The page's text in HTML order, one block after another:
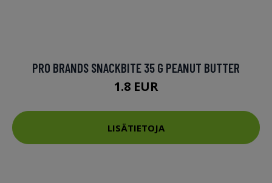
PRO BRANDS SNACKBITE 35 G PEANUT BUTTER
1.8 EUR
LISÄTIETOJA